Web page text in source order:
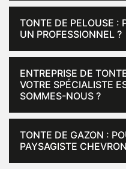
TONTE DE PELOUSE :
UN PROFESSIONNEL ?
ENTREPRISE DE
VOTRE SPÉCIALISTE
SOMMES-NOUS ?
TONTE DE GAZON :
PAYSAGISTE